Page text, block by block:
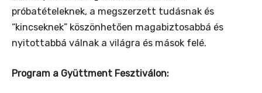
próbatételeknek, a megszerzett tudásnak és
“kincseknek” köszönhetően magabiztosabbá és
nyitottabbá válnak a világra és mások felé.
Program a Gyüttment Fesztiválon: